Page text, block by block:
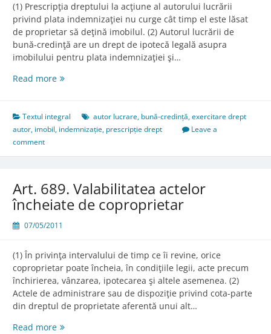
(1) Prescripţia dreptului la acţiune al autorului lucrării
privind plata indemnizaţiei nu curge cât timp el este lăsat
de proprietar să deţină imobilul. (2) Autorul lucrării de
bună-credinţă are un drept de ipotecă legală asupra
imobilului pentru plata indemnizaţiei şi…
Read moreArt.
privind
exercitarea
autorului
indemnizaţie
Textul integral autor lucrare, bună-credință,exercitare drept
autor, imobil, indemnizație, prescripție drept
Leave a
comment
Art. 689. Valabilitatea actelor
încheiate de coproprietar
07/05/2011
(1) În privinţa intervalului de timp ce îi revine, orice
coproprietar poate încheia, în condiţiile legii, acte precum
închirierea, vânzarea, ipotecarea şi altele asemenea. (2)
Actele de administrare sau de dispoziţie privind cota-parte
din dreptul de proprietate aferentă unui alt…
Read moreArt.